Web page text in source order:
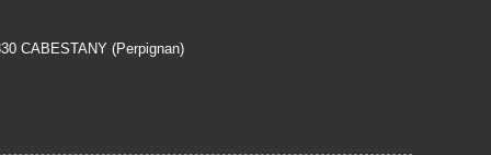
CABESTANY (Perpignan)